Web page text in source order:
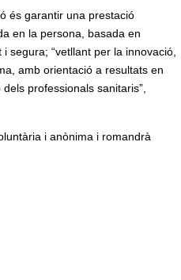
és garantir una prestació
en la persona, basada en
segura; “vetllant per la innovació,
amb orientació a resultats en
professionals sanitaris”,
i anònima i romandrà